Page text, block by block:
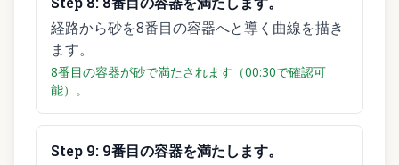
経路から砂を8番目の容器へと導く曲線を描き
ます。
8番目の容器が砂で満たされます（00:30で確認可
能）。
Step 9: 9番目の容器を満たします。